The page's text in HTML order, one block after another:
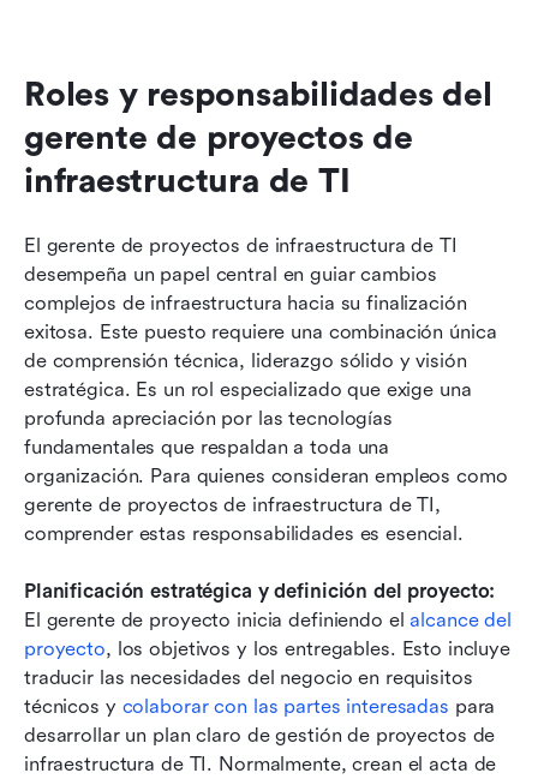
Roles y responsabilidades del
gerente de proyectos de
infraestructura de TI
El gerente de proyectos de infraestructura de TI
desempeña un papel central en guiar cambios
complejos de infraestructura hacia su finalización
exitosa. Este puesto requiere una combinación única
de comprensión técnica, liderazgo sólido y visión
estratégica. Es un rol especializado que exige una
profunda apreciación por las tecnologías
fundamentales que respaldan a toda una
organización. Para quienes consideran empleos como
gerente de proyectos de infraestructura de TI,
comprender estas responsabilidades es esencial.
Planificación estratégica y definición del proyecto:
El gerente de proyecto inicia definiendo el alcance del
proyecto, los objetivos y los entregables. Esto incluye
traducir las necesidades del negocio en requisitos
técnicos y colaborar con las partes interesadas para
desarrollar un plan claro de gestión de proyectos de
infraestructura de TI. Normalmente, crean el acta de